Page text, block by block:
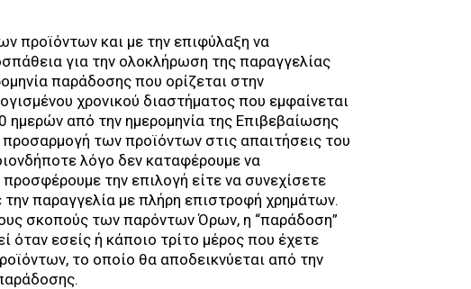
προϊόντων και με την επιφύλαξη να
για την ολοκλήρωση της παραγγελίας
παράδοσης που ορίζεται στην
χρονικού διαστήματος που εμφαίνεται
από την ημερομηνία της Επιβεβαίωσης
των προϊόντων στις απαιτήσεις του
λόγο δεν καταφέρουμε να
την επιλογή είτε να συνεχίσετε
παραγγελία με πλήρη επιστροφή χρημάτων.
σκοπούς των παρόντων Όρων, η “παράδοση”
όταν εσείς ή κάποιο τρίτο μέρος που έχετε
το οποίο θα αποδεικνύεται από την